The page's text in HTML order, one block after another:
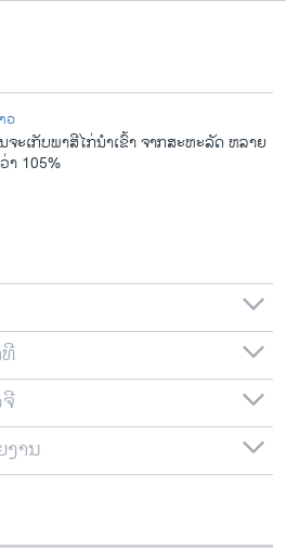
ວ
ຈະເກັບພາສີໄກ່ນໍາເຂົ້າ ຈາກສະຫະລັດ ຫລາຍ
າ 105%
ານ